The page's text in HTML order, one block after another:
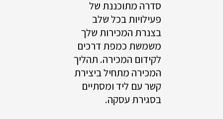
סדרה מתוכננת של
פעילויות בכל שלב
בצנרת המכירות שלך
משמשת כמפת דרכים
לקידום המכירה. תהליך
המכירה מתחיל ביצירת
קשר עם ליד ומסתיים
בסגירת עסקה.